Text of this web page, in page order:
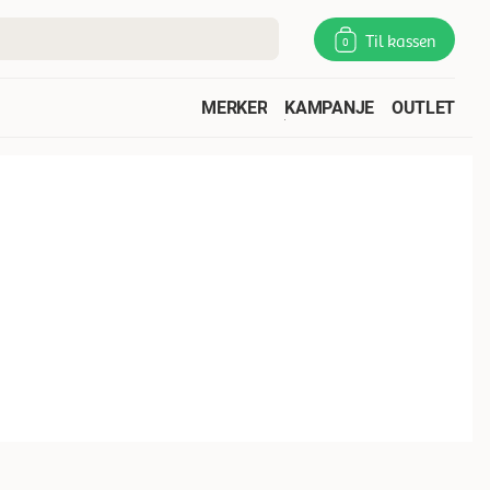
0 Til kassen
MERKER KAMPANJE OUTLET